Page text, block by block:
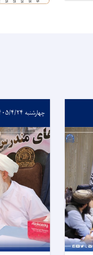
چهارشنبه ۱۴۰۵/۴/۲۴ - ۱۸:۳۳